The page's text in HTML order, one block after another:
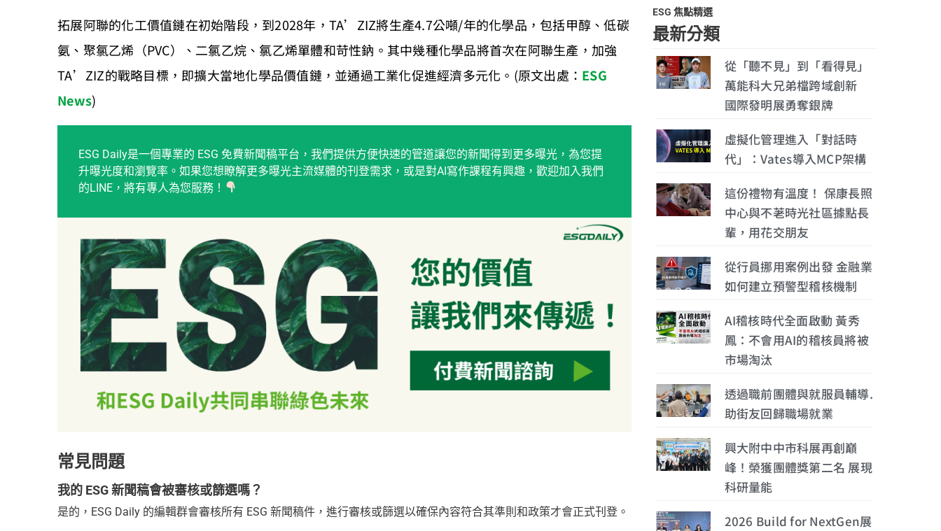
拓展阿聯的化工價值鏈在初始階段，到2028年，TA’ZIZ將生產4.7公噸/年的化學品，包括甲醇、低碳
氨、聚氯乙烯（PVC）、二氯乙烷、氯乙烯單體和苛性鈉。其中幾種化學品將首次在阿聯生產，加強
TA’ZIZ的戰略目標，即擴大當地化學品價值鏈，並通過工業化促進經濟多元化。(原文出處： ESG
News)
ESG Daily是一個專業的 ESG 免費新聞稿平台，我們提供方便快速的管道讓您的新聞得到更多曝光，為您提
升曝光度和瀏覽率。如果您想瞭解更多曝光主流媒體的刊登需求，或是對AI寫作課程有興趣，歡迎加入我們
的LINE，將有專人為您服務！
常見問題
我的 ESG 新聞稿會被審核或篩選嗎？
是的，ESG Daily 的編輯群會審核所有 ESG 新聞稿件，進行審核或篩選以確保內容符合其準則和政策才會正式刊登。
ESG 焦點精選
最新分類
從「聽不見」到「看得見」
萬能科大兄弟檔跨域創新
國際發明展勇奪銀牌
虛擬化管理進入「對話時
代」：Vates導入MCP架構
這份禮物有溫度！ 保康長照
中心與不荖時光社區據點長
輩，用花交朋友
從行員挪用案例出發 金融業
如何建立預警型稽核機制
AI稽核時代全面啟動 黃秀
鳳：不會用AI的稽核員將被
市場淘汰
透過職前團體與就服員輔導.
助街友回歸職場就業
興大附中中市科展再創巔
峰！榮獲團體獎第二名 展現
科研量能
2026 Build for NextGen展